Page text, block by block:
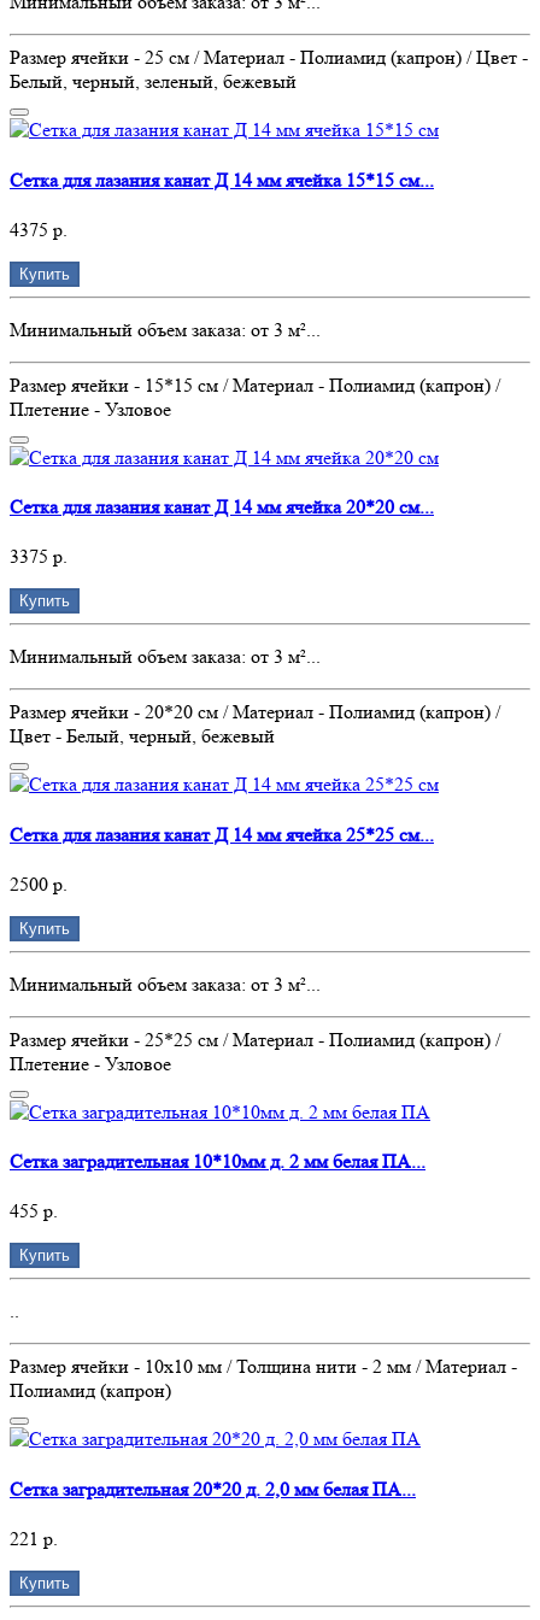
Размер ячейки - 25 см / Материал - Полиамид (капрон) / Цвет -
Белый, черный, зеленый, бежевый
Сетка для лазания канат Д 14 мм ячейка 15*15 см...
4375 р.
Купить
Минимальный объем заказа: от 3 м²...
Размер ячейки - 15*15 см / Материал - Полиамид (капрон) /
Плетение - Узловое
Сетка для лазания канат Д 14 мм ячейка 20*20 см...
3375 р.
Купить
Минимальный объем заказа: от 3 м²...
Размер ячейки - 20*20 см / Материал - Полиамид (капрон) /
Цвет - Белый, черный, бежевый
Сетка для лазания канат Д 14 мм ячейка 25*25 см...
2500 р.
Купить
Минимальный объем заказа: от 3 м²...
Размер ячейки - 25*25 см / Материал - Полиамид (капрон) /
Плетение - Узловое
Сетка заградительная 10*10мм д. 2 мм белая ПА...
455 р.
Купить
..
Размер ячейки - 10х10 мм / Толщина нити - 2 мм / Материал -
Полиамид (капрон)
Сетка заградительная 20*20 д. 2,0 мм белая ПА...
221 р.
Купить